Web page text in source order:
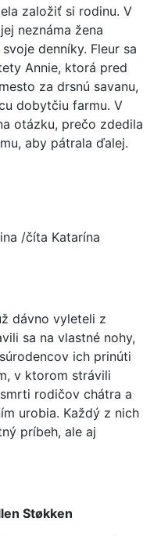
založiť si rodinu. V
neznáma žena
denníky. Fleur sa
Annie, ktorá pred
za drsnú savanu,
dobytčiu farmu. V
otázku, prečo zdedila
aby pátrala ďalej.
/číta Katarína
dávno vyleteli z
sa na vlastné nohy,
ich prinúti
v ktorom strávili
rodičov chátra a
urobia. Každý z nich
príbeh, ale aj
Støkken